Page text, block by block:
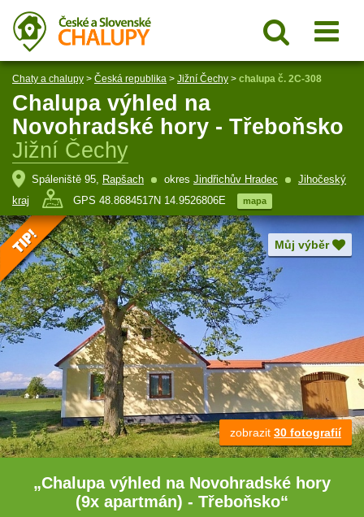
Chaty a chalupy > Česká republika > Jižní Čechy > chalupa č. 2C-308
Chalupa výhled na
Novohradské hory - Třeboňsko
Jižní Čechy
Spáleniště 95, Rapšach okres Jindřichův Hradec
Jihočeský
kraj
GPS 48.8684517N 14.9526806E mapa
Můj výběr
zobrazit 30 fotografií
„Chalupa výhled na Novohradské hory
(9x apartmán) - Třeboňsko“